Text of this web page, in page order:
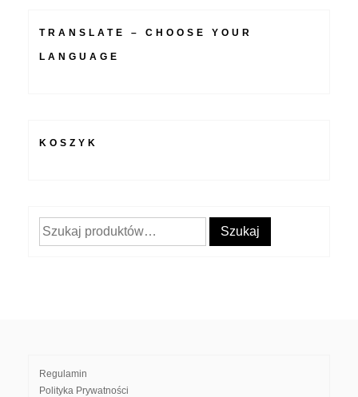
TRANSLATE – CHOOSE YOUR
LANGUAGE
KOSZYK
Szukaj: Szukaj
Regulamin
Polityka Prywatności